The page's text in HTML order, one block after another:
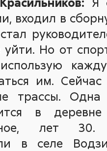
входил в
уйти. Но от
им.
трассы.
в
лет
в селе